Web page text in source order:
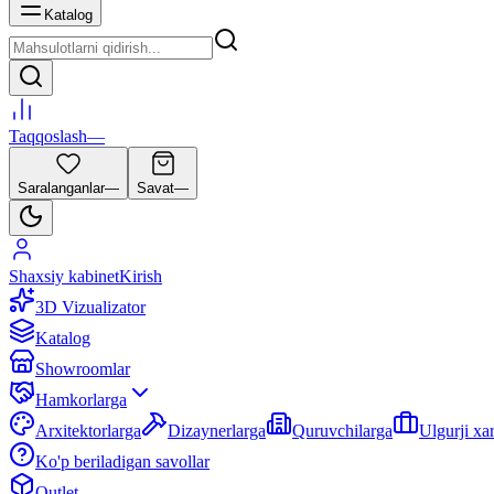
Katalog
Taqqoslash—
Saralanganlar— Savat—
Shaxsiy kabinetKirish
3D Vizualizator
Katalog
Showroomlar
Hamkorlarga
Arxitektorlarga
Dizaynerlarga Quruvchilarga
Ulgurji
Ko'p beriladigan savollar